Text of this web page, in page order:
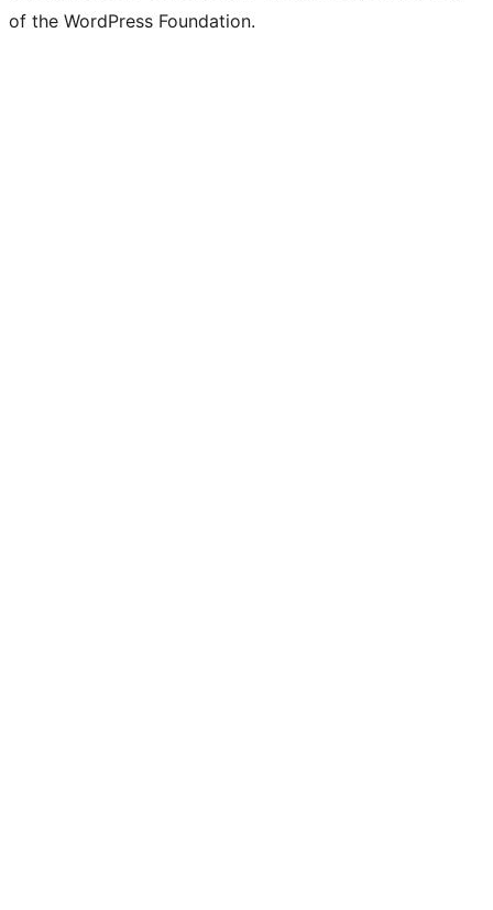
of the WordPress Foundation.